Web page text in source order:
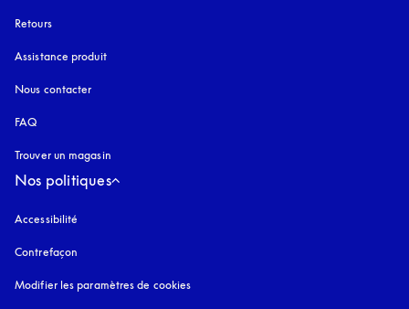
Retours
Assistance produit
Nous contacter
FAQ
Trouver un magasin
Nos politiques
Accessibilité
Contrefaçon
Modifier les paramètres de cookies